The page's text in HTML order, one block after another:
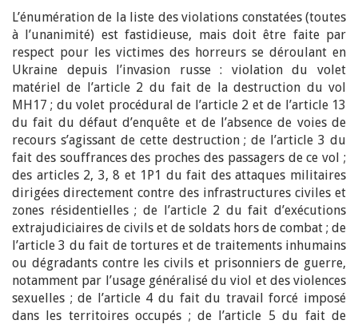
L’énumération de la liste des violations constatées (toutes
à l’unanimité) est fastidieuse, mais doit être faite par
respect pour les victimes des horreurs se déroulant en
Ukraine depuis l’invasion russe : violation du volet
matériel de l’article 2 du fait de la destruction du vol
MH17 ; du volet procédural de l’article 2 et de l’article 13
du fait du défaut d’enquête et de l’absence de voies de
recours s’agissant de cette destruction ; de l’article 3 du
fait des souffrances des proches des passagers de ce vol ;
des articles 2, 3, 8 et 1P1 du fait des attaques militaires
dirigées directement contre des infrastructures civiles et
zones résidentielles ; de l’article 2 du fait d’exécutions
extrajudiciaires de civils et de soldats hors de combat ; de
l’article 3 du fait de tortures et de traitements inhumains
ou dégradants contre les civils et prisonniers de guerre,
notamment par l’usage généralisé du viol et des violences
sexuelles ; de l’article 4 du fait du travail forcé imposé
dans les territoires occupés ; de l’article 5 du fait de